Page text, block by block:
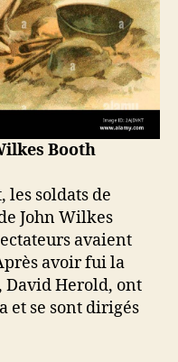
Booth
soldats de
John Wilkes
avaient
avoir fui la
David Herold, ont
et se sont dirigés